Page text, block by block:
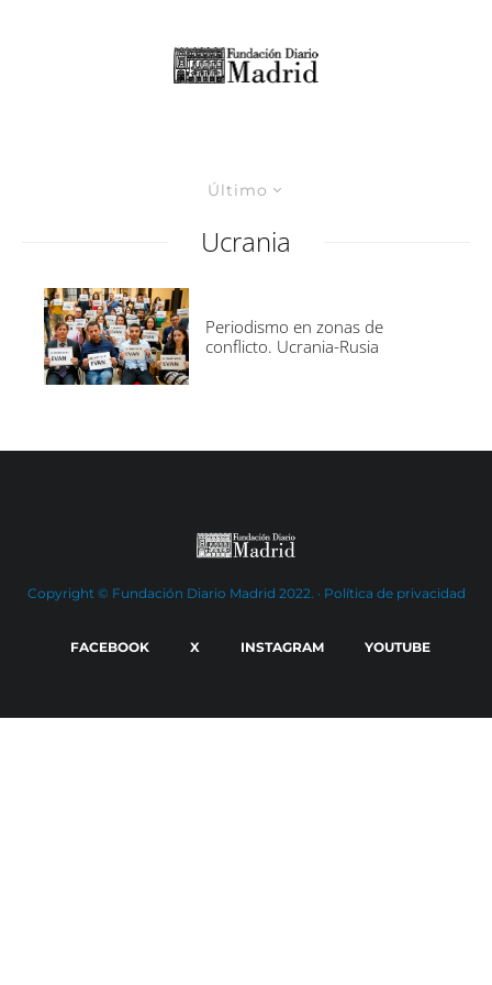
Último
Ucrania
Periodismo en zonas de
conflicto. Ucrania-Rusia
Copyright © Fundación Diario Madrid 2022. · Política de privacidad
FACEBOOK X INSTAGRAM YOUTUBE